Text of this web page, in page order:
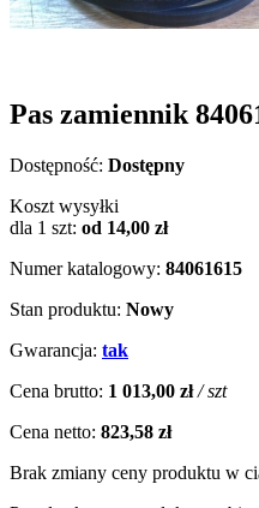
Pas zamiennik
Dostępność: Dostępny
Koszt wysyłki
dla 1 szt: od 14,00 zł
Numer katalogowy: 84061615
Stan produktu: Nowy
Gwarancja: tak
Cena brutto: 1 013,00 zł / szt
Cena netto: 823,58 zł
Brak zmiany ceny produktu w